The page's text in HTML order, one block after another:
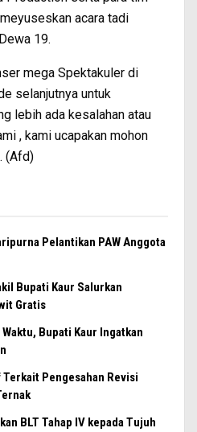
acara tadi
19.
mega Spektakuler di
selanjutnya untuk
lebih ada kesalahan atau
, kami ucapakan mohon
(Afd)
Pelantikan PAW Anggota
Bupati Kaur Salurkan
Gratis
Bupati Kaur Ingatkan
Pengesahan Revisi
BLT Tahap IV kepada Tujuh